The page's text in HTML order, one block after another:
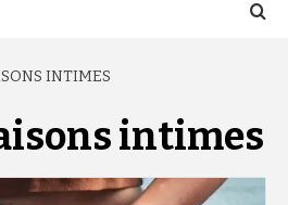
INTIMES
intimes